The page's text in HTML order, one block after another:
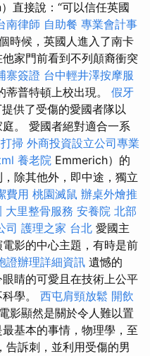
直接說：“可以信任英國
南律師 自助餐 專業會計事
時候，英國人進入了南卡
家門前看到不列顛裔衝突
寨簽證 台中輕井澤按摩服
普特頓上校出現。 假牙
供了受傷的愛國者隊以
。 愛國者絕對適合一系
掃 外商投資設立公司專業
養老院 Emmerich）的
除其他外，即中途，獨立
費用 桃園滅鼠 辦桌外燴推
大里整骨服務 安養院 北部
司 護理之家 台北 愛國主
影的中心主題，有時是前
證辦理詳細資訊 遺憾的
睛的可愛且在技術上公平
學。 西屯肩頸放鬆 開飲
影顯然是關於令人難以置
基本的事情，物理學，至
告訴刺，並利用受傷的男